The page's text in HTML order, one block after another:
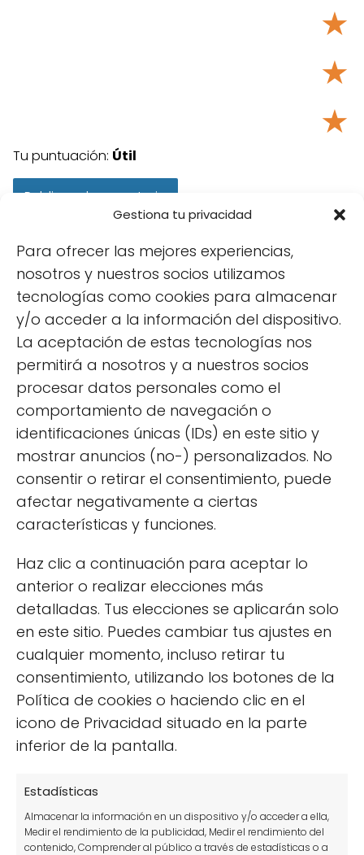
Gestiona tu privacidad
Para ofrecer las mejores experiencias,
nosotros y nuestros socios utilizamos
tecnologías como cookies para almacenar
y/o acceder a la información del dispositivo.
La aceptación de estas tecnologías nos
permitirá a nosotros y a nuestros socios
procesar datos personales como el
comportamiento de navegación o
identificaciones únicas (IDs) en este sitio y
mostrar anuncios (no-) personalizados. No
consentir o retirar el consentimiento, puede
afectar negativamente a ciertas
características y funciones.
Haz clic a continuación para aceptar lo
anterior o realizar elecciones más
detalladas. Tus elecciones se aplicarán solo
en este sitio. Puedes cambiar tus ajustes en
cualquier momento, incluso retirar tu
consentimiento, utilizando los botones de la
Política de cookies o haciendo clic en el
icono de Privacidad situado en la parte
inferior de la pantalla.
Estadísticas
Almacenar la información en un dispositivo y/o acceder a ella,
Medir el rendimiento de la publicidad, Medir el rendimiento del
contenido, Comprender al público a través de estadísticas o a
★
★
★
Tu puntuación: Útil
Síguenos
Más popular
11 beneficios de tener un huerto y disfrutar de él
Plantas en agua sin tierra: guía de cultivo y
cuidados
11 cultivos hidropónicos perfectos para tu huerto
basado en la hidroponía
10 cultivos para comenzar con tu huerto urbano
¿Por qué salen hongos en las plantas? Síntomas,
prevención y tratamientos
Cómo cultivar un olivo en maceta y no morir en el
Cómo Plantar Pepinos en Vertical: Guía para
Cosechas Gigantes
11 plantas perfectas para decorar jardines